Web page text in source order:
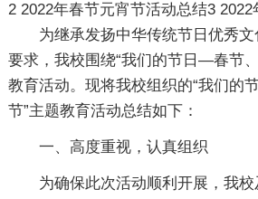
2
为继承发扬中华传统节日优秀
要求，我校围绕“我们的节日—春节
教育活动。现将我校组织的“我们的
节”主题教育活动总结如下：
一、高度重视，认真组织
为确保此次活动顺利开展，我校
2022年春节元宵节活动总结3 2022